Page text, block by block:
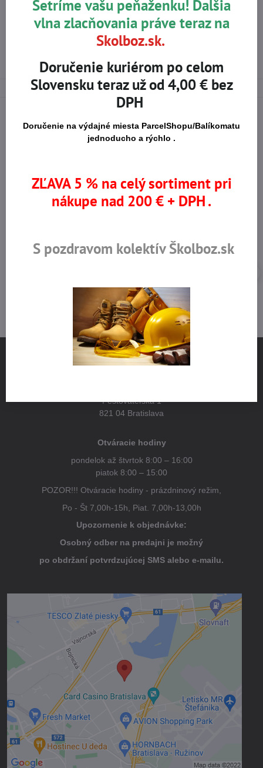
ODEVY PRE VOĽNÝ ČAS
PRACOVNÉ NOHAVICE DO PÁSA, NA TRAKY, ŠORTKY
Na trhu od r​. 2008 Certifikované výrobky
Skladom viac ako 36 tisíc
produktov
Výhodné ceny
Pestovateľská 1
821 04 Bratislava
Otváracie hodiny
pondelok až štvrtok 8:00 – 16:00
piatok 8:00 – 15:00
POZOR!!! Otváracie hodiny - prázdninový režim,
Po - Št 7,00h-15h, Piat. 7,00h-13,00h
Upozornenie k objednávke:
Osobný odber na predajni je možný
po obdržaní potvrdzujúcej SMS alebo e-mailu.
Externý obsah je blokovaný Voľbami
súkromia
Prajete si načítať externý obsah?
Povoliť tentokrát
Povoliť a zapamätať - súhlas s druhom
cookie: Funkčné
Otvoriť obsah v novom okne
Šetríme vašu peňaženku! Ďalšia
vlna zlacňovania práve teraz na
Skolboz.sk.
Doručenie kuriérom po celom
Slovensku teraz už od 4,00 € bez
DPH
Doručenie na výdajné miesta ParcelShopu/Balíkomatu
jednoducho a rýchlo .
ZĽAVA 5 % na celý sortiment pri
nákupe nad 200 € + DPH .
S pozdravom kolektív Školboz.sk